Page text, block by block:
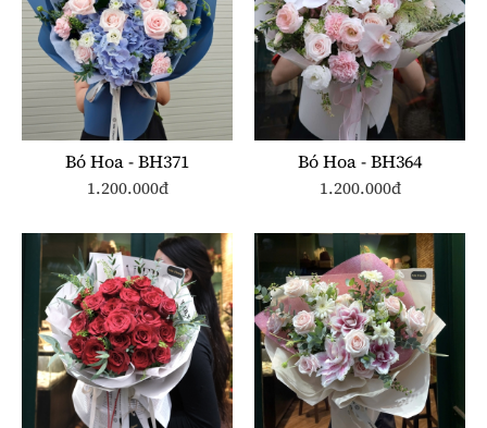
Bó Hoa - BH371
1.200.000đ
Bó Hoa - BH364
1.200.000đ